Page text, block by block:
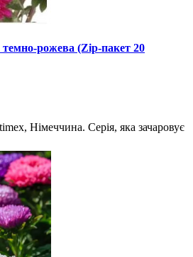
темно-рожева (Zip-пакет 20
Німеччина. Серія, яка зачаровує